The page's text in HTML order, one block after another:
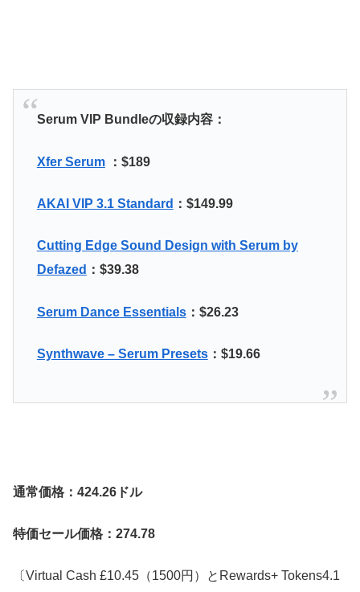
Serum VIP Bundleの収録内容：
Xfer Serum：$189
AKAI VIP 3.1 Standard ： $149.99
Cutting Edge Sound Design with Serum by
Defazed ：$39.38
Serum Dance Essentials：$26.23
Synthwave – Serum Presets：$19.66
通常価格：424.26ドル
特価セール価格：274.78
〔Virtual Cash £10.45（1500円）とRewards+ Tokens4.1